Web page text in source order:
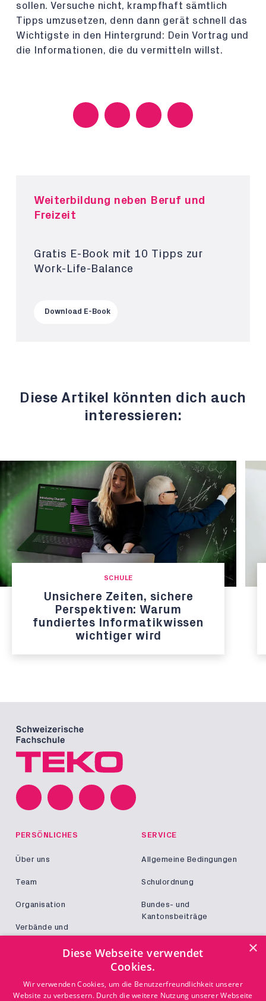
sollen. Versuche nicht, krampfhaft sämtlich
Tipps umzusetzen, denn dann gerät schnell das
Wichtigste in den Hintergrund: Dein Vortrag und
die Informationen, die du vermitteln willst.
Weiterbildung neben Beruf und
Freizeit
Gratis E-Book mit 10 Tipps zur
Work-Life-Balance
Download E-Book
Diese Artikel könnten dich auch
interessieren:
SCHULE
Unsichere Zeiten, sichere
Perspektiven: Warum
fundiertes Informatikwissen
wichtiger wird
PERSÖNLICHES
Über uns
Team
Organisation
Verbände und
SERVICE
Allgemeine Bedingungen
Schulordnung
Bundes- und
Kantonsbeiträge
KONTAKT
×
Diese Webseite verwendet
Cookies.
Wir verwenden Cookies, um die Benutzerfreundlichkeit unserer
Website zu verbessern. Durch die weitere Nutzung unserer Webseite